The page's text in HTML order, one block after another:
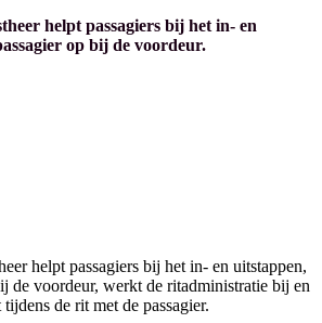
helpt passagiers bij het in- en
op bij de voordeur.
helpt passagiers bij het in- en uitstappen,
de voordeur, werkt de ritadministratie bij en
de rit met de passagier.